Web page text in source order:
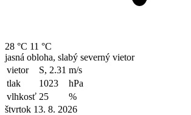
28 °C 11 °C
jasná obloha, slabý severný vietor
vietor
S, 2.31 m/s
tlak
1023
hPa
vlhkosť 25
%
štvrtok 13. 8. 2026